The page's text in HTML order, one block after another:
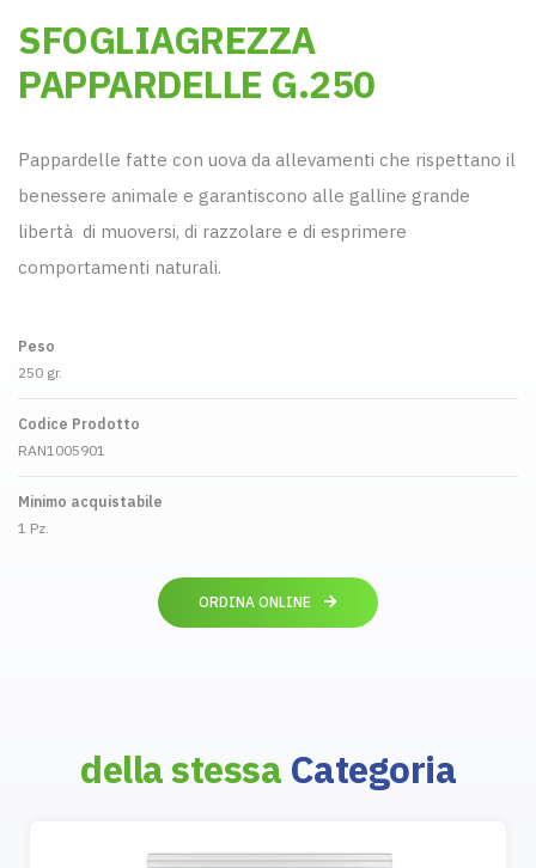
SFOGLIAGREZZA
PAPPARDELLE G.250
Pappardelle fatte con uova da allevamenti che rispettano il
benessere animale e garantiscono alle galline grande
libertà di muoversi, di razzolare e di esprimere
comportamenti naturali.
Peso
250 gr.
Codice Prodotto
RAN1005901
Minimo acquistabile
1 Pz.
ORDINA ONLINE
della stessa Categoria